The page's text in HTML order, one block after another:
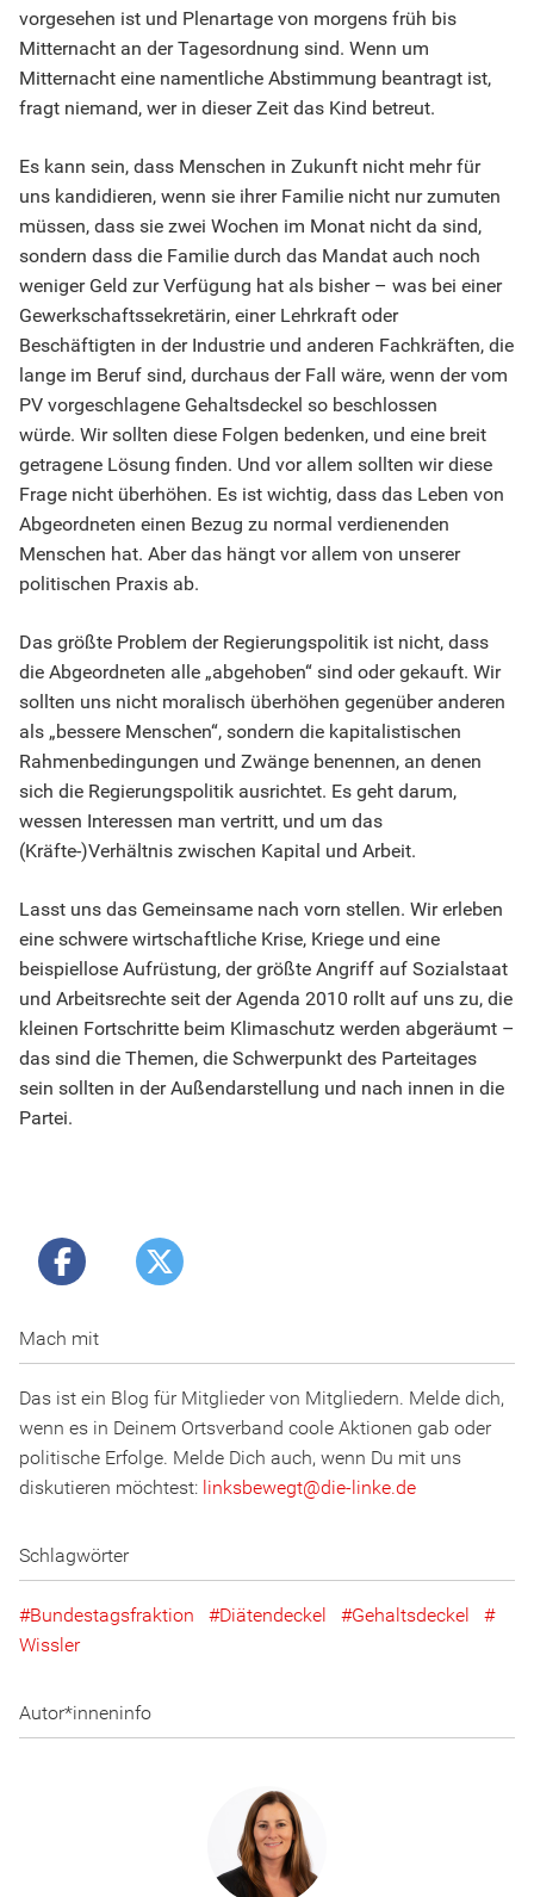
vorgesehen ist und Plenartage von morgens früh bis
Mitternacht an der Tagesordnung sind. Wenn um
Mitternacht eine namentliche Abstimmung beantragt ist,
fragt niemand, wer in dieser Zeit das Kind betreut.
Es kann sein, dass Menschen in Zukunft nicht mehr für
uns kandidieren, wenn sie ihrer Familie nicht nur zumuten
müssen, dass sie zwei Wochen im Monat nicht da sind,
sondern dass die Familie durch das Mandat auch noch
weniger Geld zur Verfügung hat als bisher – was bei einer
Gewerkschaftssekretärin, einer Lehrkraft oder
Beschäftigten in der Industrie und anderen Fachkräften, die
lange im Beruf sind, durchaus der Fall wäre, wenn der vom
PV vorgeschlagene Gehaltsdeckel so beschlossen
würde. Wir sollten diese Folgen bedenken, und eine breit
getragene Lösung finden. Und vor allem sollten wir diese
Frage nicht überhöhen. Es ist wichtig, dass das Leben von
Abgeordneten einen Bezug zu normal verdienenden
Menschen hat. Aber das hängt vor allem von unserer
politischen Praxis ab.
Das größte Problem der Regierungspolitik ist nicht, dass
die Abgeordneten alle „abgehoben“ sind oder gekauft. Wir
sollten uns nicht moralisch überhöhen gegenüber anderen
als „bessere Menschen“, sondern die kapitalistischen
Rahmenbedingungen und Zwänge benennen, an denen
sich die Regierungspolitik ausrichtet. Es geht darum,
wessen Interessen man vertritt, und um das
(Kräfte-)Verhältnis zwischen Kapital und Arbeit.
Lasst uns das Gemeinsame nach vorn stellen. Wir erleben
eine schwere wirtschaftliche Krise, Kriege und eine
beispiellose Aufrüstung, der größte Angriff auf Sozialstaat
und Arbeitsrechte seit der Agenda 2010 rollt auf uns zu, die
kleinen Fortschritte beim Klimaschutz werden abgeräumt –
das sind die Themen, die Schwerpunkt des Parteitages
sein sollten in der Außendarstellung und nach innen in die
Partei.
Mach mit
Das ist ein Blog für Mitglieder von Mitgliedern. Melde dich,
wenn es in Deinem Ortsverband coole Aktionen gab oder
politische Erfolge. Melde Dich auch, wenn Du mit uns
diskutieren möchtest: linksbewegt@die-linke.de
Schlagwörter
Bundestagsfraktion Diätendeckel
Gehaltsdeckel
Wissler
Autor*inneninfo